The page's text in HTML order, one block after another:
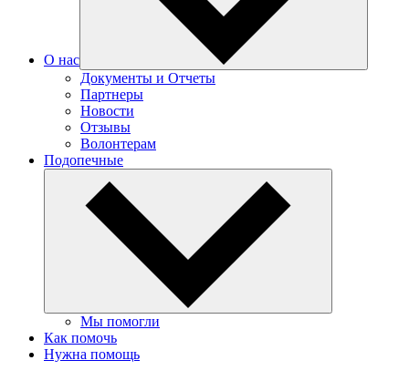
О нас
Документы и Отчеты
Партнеры
Новости
Отзывы
Волонтерам
Подопечные
Мы помогли
Как помочь
Нужна помощь